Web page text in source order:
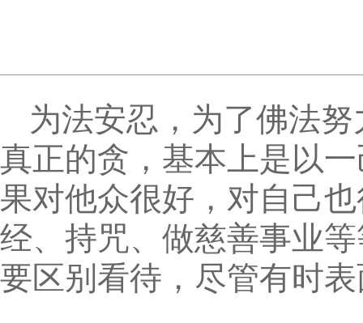
为法安忍，为了佛法
真正的贪，基本上是以
果对他众很好，对自己
经、持咒、做慈善事业
要区别看待，尽管有时